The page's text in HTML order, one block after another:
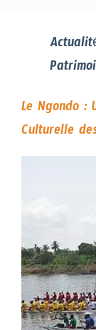
Le Ngondo :
Culturelle